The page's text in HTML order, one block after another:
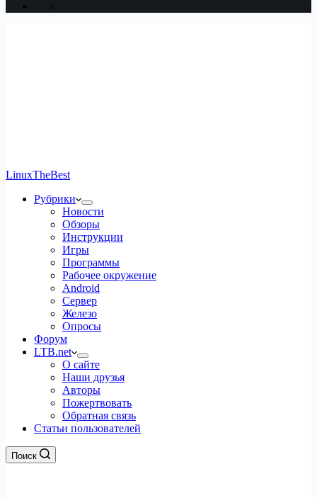
LinuxTheBest
Рубрики
Новости
Обзоры
Инструкции
Игры
Программы
Рабочее окружение
Android
Сервер
Железо
Опросы
Форум
LTB.net
О сайте
Наши друзья
Авторы
Пожертвовать
Обратная связь
Статьи пользователей
Поиск